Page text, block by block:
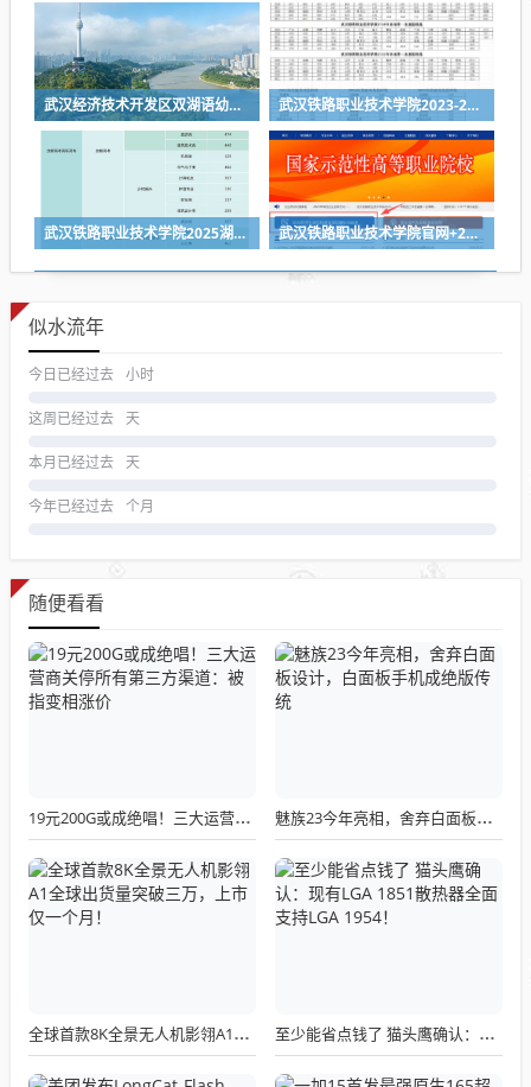
武汉经济技术开发区双湖语幼儿园2024年秋季招生简章 武汉铁路职业技术学院2023-2025各省第一志愿投档线
武汉铁路职业技术学院2025湖北省各专业组投档线 武汉铁路职业技术学院官网+2026招生录取结果查询入口
似水流年
今日已经过去 小时
这周已经过去 天
本月已经过去 天
今年已经过去 个月
随便看看
19元200G或成绝唱！三大运营商关停所有第三方渠道：被指变相涨价 魅族23今年亮相，舍弃白面板设计，白面板手机成绝版传统
全球首款8K全景无人机影翎A1全球出货量突破三万，上市仅一个月！ 至少能省点钱了 猫头鹰确认：现有LGA 1851散热器全面支持LGA 1954！